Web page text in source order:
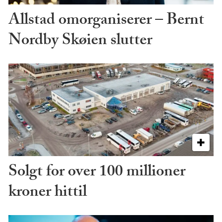
Allstad omorganiserer – Bernt
Nordby Skøien slutter
Solgt for over 100 millioner
kroner hittil